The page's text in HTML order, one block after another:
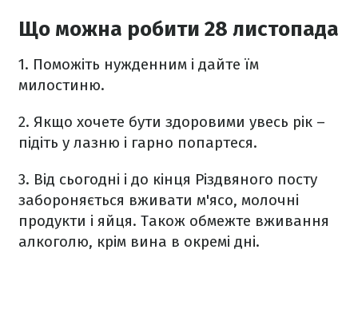
Що можна робити 28 листопада
1. Поможіть нужденним і дайте їм
милостиню.
2. Якщо хочете бути здоровими увесь рік –
підіть у лазню і гарно попартеся.
3. Від сьогодні і до кінця Різдвяного посту
забороняється вживати м'ясо, молочні
продукти і яйця. Також обмежте вживання
алкоголю, крім вина в окремі дні.